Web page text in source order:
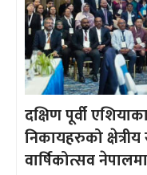
दक्षिण पूर्वी
निकायहरुको
वार्षिकोत्सव